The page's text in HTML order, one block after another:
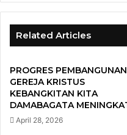
Related Articles
PROGRES PEMBANGUNAN
GEREJA KRISTUS
KEBANGKITAN KITA
DAMABAGATA
April 28, 2026